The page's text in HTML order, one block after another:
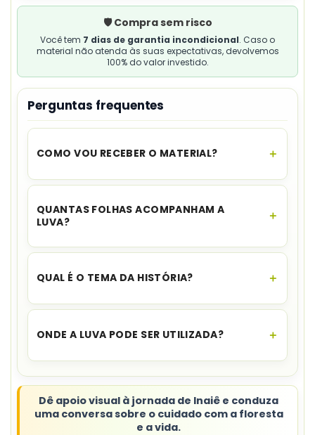
🛡️ Compra sem risco
Você tem 7 dias de garantia incondicional. Caso o
material não atenda às suas expectativas, devolvemos
100% do valor investido.
Perguntas frequentes
COMO VOU RECEBER O MATERIAL?
O acesso é instantâneo.Assim que o
para download no seu e-mail e no WhatsApp,
além de ficar disponível na sua área de cliente.
QUANTAS FOLHAS ACOMPANHAM A
LUVA?
O material incluitrês folhas coloridascom os
QUAL É O TEMA DA HISTÓRIA?
A jornada abordafloresta, água, animais e
ONDE A LUVA PODE SER UTILIZADA?
culturais e contações em família.
Dê apoio visual à jornada de Inaiê e conduza
uma conversa sobre o cuidado com a floresta
e a vida.